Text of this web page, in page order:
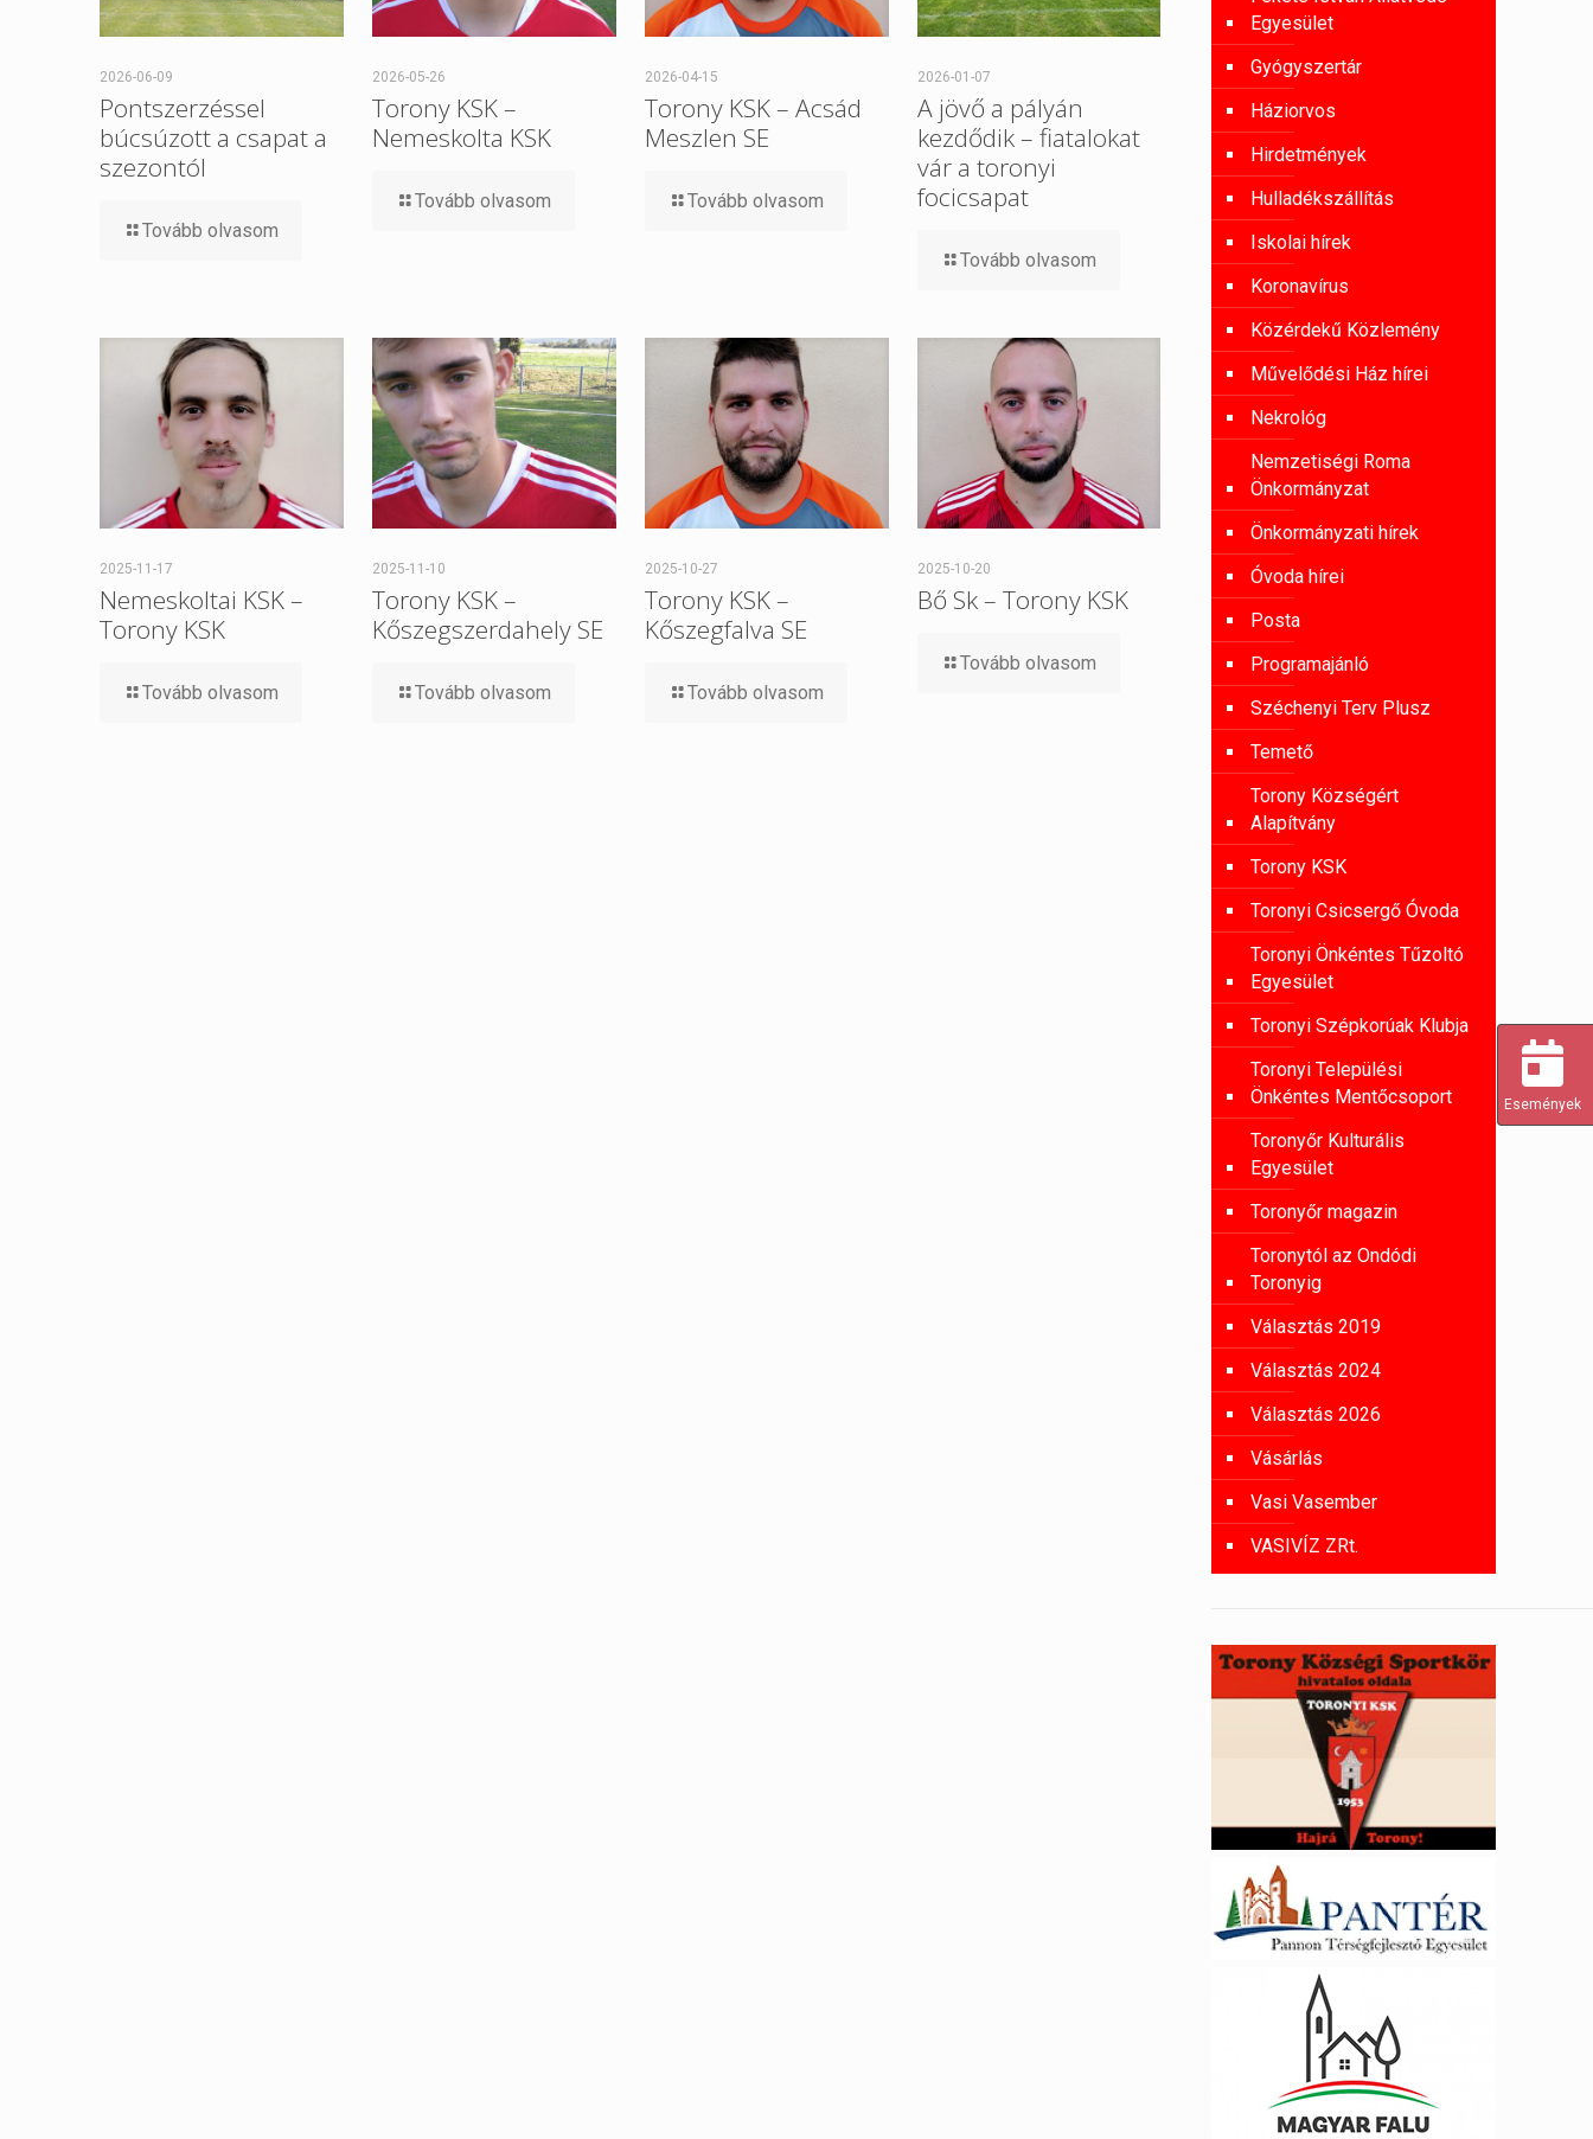
2026-06-09
Pontszerzéssel
búcsúzott a csapat a
szezontól
Tovább olvasom
2026-05-26
Torony KSK –
Nemeskolta KSK
Tovább olvasom
2026-04-15
Torony KSK – Acsád
Meszlen SE
Tovább olvasom
2026-01-07
A jövő a pályán
kezdődik – fiatalokat
vár a toronyi
focicsapat
Tovább olvasom
2025-11-17
Nemeskoltai KSK –
Torony KSK
Tovább olvasom
2025-11-10
Torony KSK –
Kőszegszerdahely SE
Tovább olvasom
2025-10-27
Torony KSK –
Kőszegfalva SE
Tovább olvasom
2025-10-20
Bő Sk – Torony KSK
Tovább olvasom
Egyesület
Gyógyszertár
Háziorvos
Hirdetmények
Hulladékszállítás
Iskolai hírek
Koronavírus
Közérdekű Közlemény
Művelődési Ház hírei
Nekrológ
Nemzetiségi Roma
Önkormányzat
Önkormányzati hírek
Óvoda hírei
Posta
Programajánló
Széchenyi Terv Plusz
Temető
Torony Községért
Alapítvány
Torony KSK
Toronyi Csicsergő Óvoda
Toronyi Önkéntes Tűzoltó
Egyesület
Toronyi Szépkorúak Klubja
Toronyi Települési
Önkéntes Mentőcsoport
Toronyőr Kulturális
Egyesület
Toronyőr magazin
Toronytól az Ondódi
Toronyig
Választás 2019
Választás 2024
Választás 2026
Vásárlás
Vasi Vasember
VASIVÍZ ZRt.
Események